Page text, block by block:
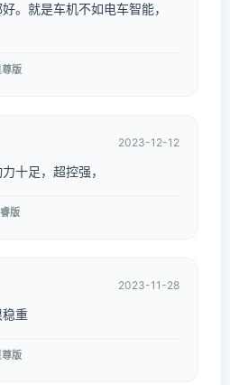
。就是车机不如电车智能，
版
2023-12-12
十足，超控强，
版
2023-11-28
重
版